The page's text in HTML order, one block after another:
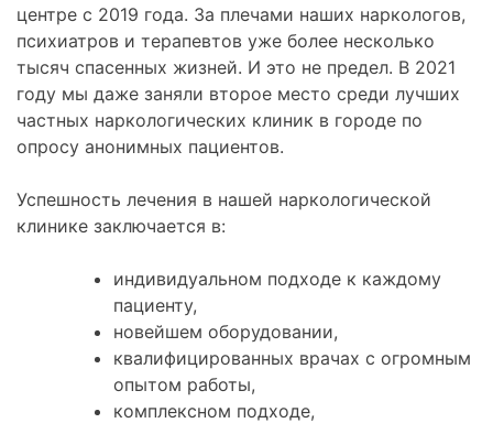
центре с 2019 года. За плечами наших наркологов,
психиатров и терапевтов уже более несколько
тысяч спасенных жизней. И это не предел. В 2021
году мы даже заняли второе место среди лучших
частных наркологических клиник в городе по
опросу анонимных пациентов.
Успешность лечения в нашей наркологической
клинике заключается в:
индивидуальном подходе к каждому
пациенту,
новейшем оборудовании,
квалифицированных врачах с огромным
опытом работы,
комплексном подходе,